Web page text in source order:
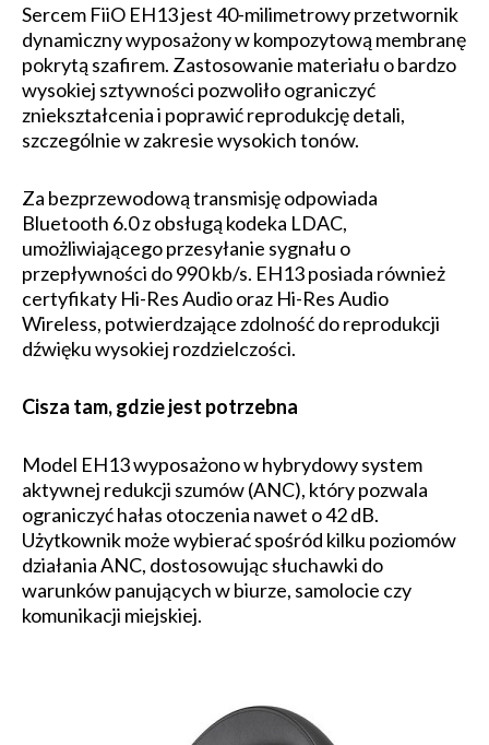
Sercem FiiO EH13 jest 40-milimetrowy przetwornik
dynamiczny wyposażony w kompozytową membranę
pokrytą szafirem. Zastosowanie materiału o bardzo
wysokiej sztywności pozwoliło ograniczyć
zniekształcenia i poprawić reprodukcję detali,
szczególnie w zakresie wysokich tonów.
Za bezprzewodową transmisję odpowiada
Bluetooth 6.0 z obsługą kodeka LDAC,
umożliwiającego przesyłanie sygnału o
przepływności do 990 kb/s. EH13 posiada również
certyfikaty Hi-Res Audio oraz Hi-Res Audio
Wireless, potwierdzające zdolność do reprodukcji
dźwięku wysokiej rozdzielczości.
Cisza tam, gdzie jest potrzebna
Model EH13 wyposażono w hybrydowy system
aktywnej redukcji szumów (ANC), który pozwala
ograniczyć hałas otoczenia nawet o 42 dB.
Użytkownik może wybierać spośród kilku poziomów
działania ANC, dostosowując słuchawki do
warunków panujących w biurze, samolocie czy
komunikacji miejskiej.